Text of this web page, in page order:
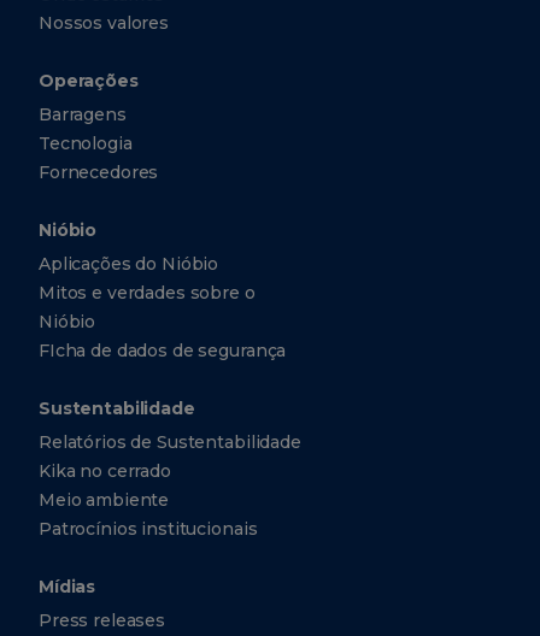
Nossos valores
Operações
Barragens
Tecnologia
Fornecedores
Nióbio
Aplicações do Nióbio
Mitos e verdades sobre o
Nióbio
FIcha de dados de segurança
Sustentabilidade
Relatórios de Sustentabilidade
Kika no cerrado
Meio ambiente
Patrocínios institucionais
Mídias
Press releases